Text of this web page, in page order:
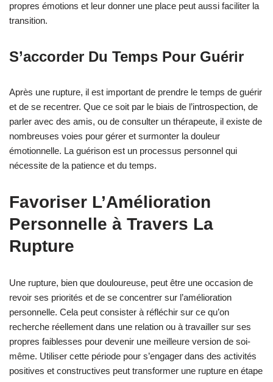
propres émotions et leur donner une place peut aussi faciliter la
transition.
S’accorder Du Temps Pour Guérir
Après une rupture, il est important de prendre le temps de guérir
et de se recentrer. Que ce soit par le biais de l’introspection, de
parler avec des amis, ou de consulter un thérapeute, il existe de
nombreuses voies pour gérer et surmonter la douleur
émotionnelle. La guérison est un processus personnel qui
nécessite de la patience et du temps.
Favoriser L’Amélioration
Personnelle à Travers La
Rupture
Une rupture, bien que douloureuse, peut être une occasion de
revoir ses priorités et de se concentrer sur l’amélioration
personnelle. Cela peut consister à réfléchir sur ce qu’on
recherche réellement dans une relation ou à travailler sur ses
propres faiblesses pour devenir une meilleure version de soi-
même. Utiliser cette période pour s’engager dans des activités
positives et constructives peut transformer une rupture en étape